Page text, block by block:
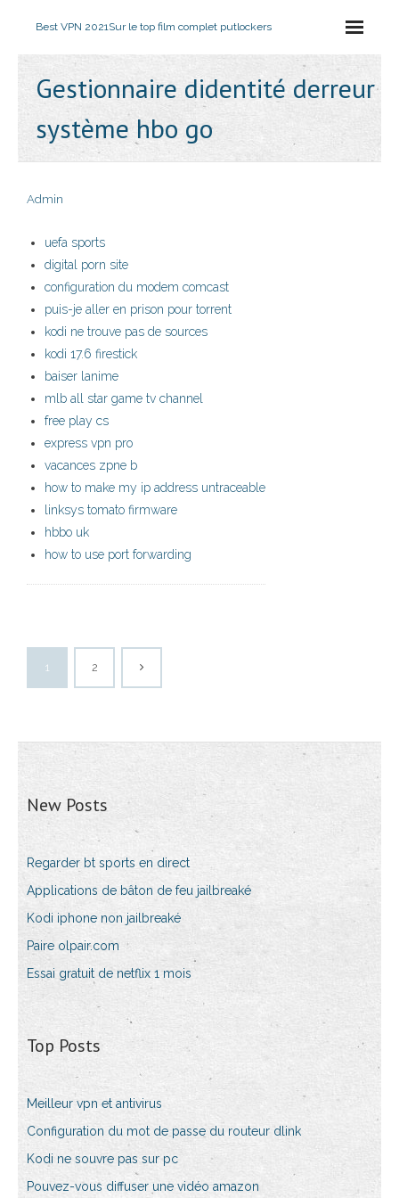
Best VPN 2021Sur le top film complet putlockers
Gestionnaire didentité derreur
système hbo go
Admin
uefa sports
digital porn site
configuration du modem comcast
puis-je aller en prison pour torrent
kodi ne trouve pas de sources
kodi 17.6 firestick
baiser lanime
mlb all star game tv channel
free play cs
express vpn pro
vacances zpne b
how to make my ip address untraceable
linksys tomato firmware
hbbo uk
how to use port forwarding
1 2
New Posts
Regarder bt sports en direct
Applications de bâton de feu jailbreaké
Kodi iphone non jailbreaké
Paire olpair.com
Essai gratuit de netflix 1 mois
Top Posts
Meilleur vpn et antivirus
Configuration du mot de passe du routeur dlink
Kodi ne souvre pas sur pc
Pouvez-vous diffuser une vidéo amazon